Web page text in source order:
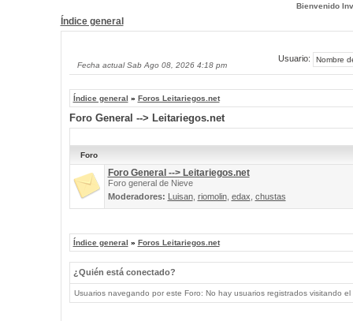
Bienvenido
Índice general
Fecha actual Sab Ago 08, 2026 4:18 pm
Usuario:
Índice general » Foros Leitariegos.net
Foro General --> Leitariegos.net
Foro
Foro General --> Leitariegos.net
Foro general de Nieve
Moderadores: Luisan, riomolin, edax chustas
Índice general » Foros Leitariegos.net
¿Quién está conectado?
Usuarios navegando por este Foro: No hay usuarios registrados visitando